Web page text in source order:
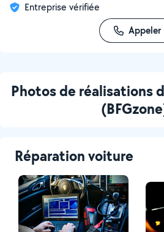
Entreprise vérifiée
Appeler
Photos de réalisations
Réparation voiture